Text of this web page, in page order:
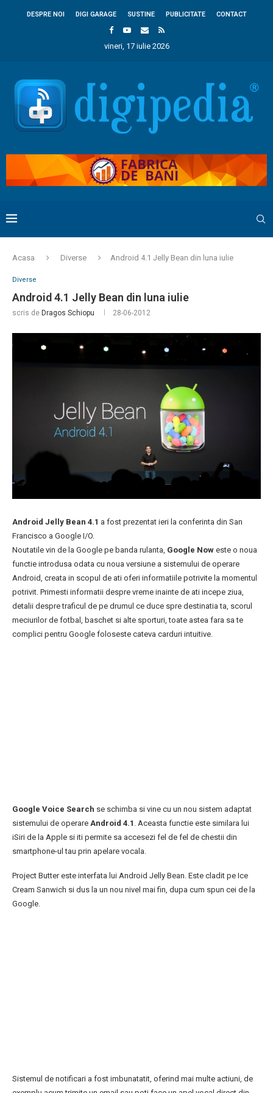
DESPRE NOI DIGI GARAGE SUSTINE PUBLICITATE CONTACT
vineri, 17 iulie 2026
Acasa Diverse Android 4.1 Jelly Bean din luna iulie
Diverse
Android 4.1 Jelly Bean din luna iulie
scris de Dragos Schiopu 28-06-2012
Android Jelly Bean 4.1 a fost prezentat ieri la conferinta din San
Francisco a Google I/O.
Noutatile vin de la Google pe banda rulanta, Google Now este o noua
functie introdusa odata cu noua versiune a sistemului de operare
Android, creata in scopul de ati oferi informatiile potrivite la momentul
potrivit. Primesti informatii despre vreme inainte de ati incepe ziua,
detalii despre traficul de pe drumul ce duce spre destinatia ta, scorul
meciurilor de fotbal, baschet si alte sporturi, toate astea fara sa te
complici pentru Google foloseste cateva carduri intuitive.
Google Voice Search se schimba si vine cu un nou sistem adaptat
sistemului de operare Android 4.1 . Aceasta functie este similara lui
iSiri de la Apple si iti permite sa accesezi fel de fel de chestii din
smartphone-ul tau prin apelare vocala.
Project Butter este interfata lui Android Jelly Bean. Este cladit pe Ice
Cream Sanwich si dus la un nou nivel mai fin, dupa cum spun cei de la
Google.
Sistemul de notificari a fost imbunatatit, oferind mai multe actiuni, de